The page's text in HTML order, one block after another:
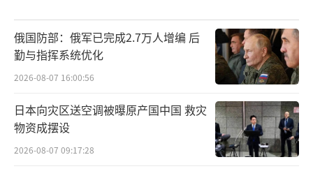
俄国防部：俄军已完成2.7万人增编 后
勤与指挥系统优化
2026-08-07 16:00:56
日本向灾区送空调被曝原产国中国 救灾
物资成摆设
2026-08-07 09:17:28